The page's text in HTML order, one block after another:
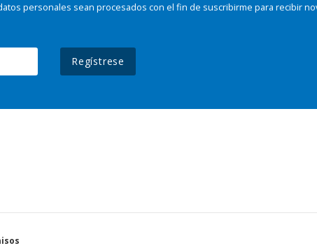
personales sean procesados con el fin de suscribirme para recibir
Regístrese